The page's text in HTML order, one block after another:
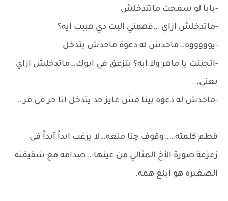
-بابا لو سمحت ماتتدخلش
-ماتدخلش ازاي …فهمني البت دي هببت ايه؟
-يوووووه…ماحدش له دعوة ماحدش يتدخل
-اتجننت يا ماهر ولا ايه؟ بتزعق في ابوك…ماتدخلش ازاي
يعني.
-ماحدش له دعوه بينا مش عايز حد يتدخل انا حر في مر…
قطم كلمته…..وقوف چنا منعه…لا يرغب ابداً أبداً فى
زعزعة صورة الأخ المثالي من عينها …صدامه مع شقيقته
الصغيره هو أبلغ همه.